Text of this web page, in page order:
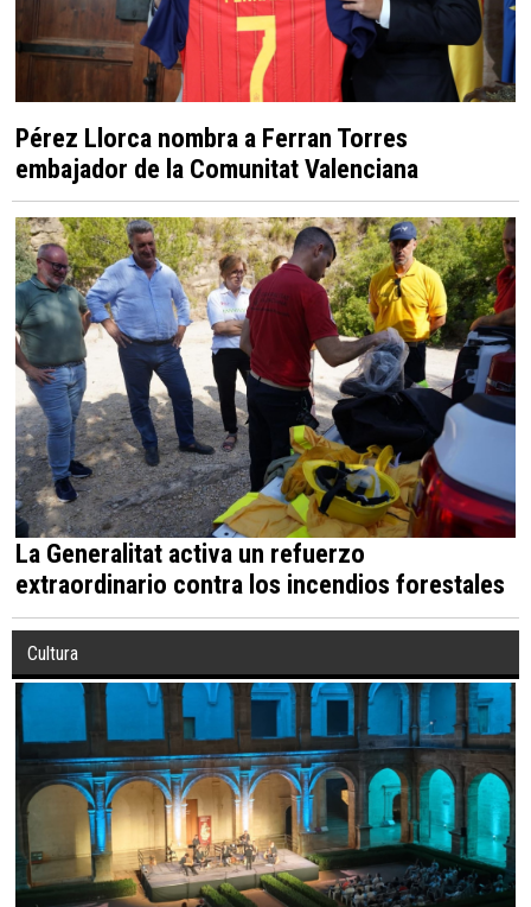
Pérez Llorca nombra a Ferran Torres
embajador de la Comunitat Valenciana
La Generalitat activa un refuerzo
extraordinario contra los incendios forestales
Cultura